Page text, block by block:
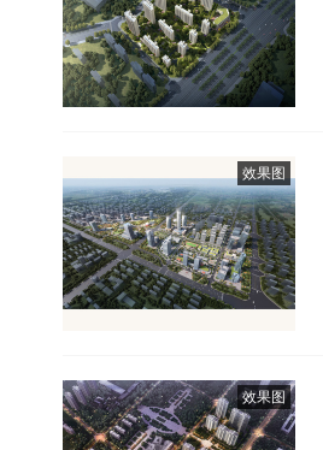
效果图
效果图